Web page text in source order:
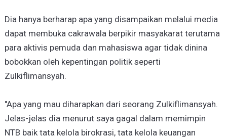
Dia hanya berharap apa yang disampaikan melalui media
dapat membuka cakrawala berpikir masyakarat terutama
para aktivis pemuda dan mahasiswa agar tidak dinina
bobokkan oleh kepentingan politik seperti
Zulkiflimansyah.
"Apa yang mau diharapkan dari seorang Zulkiflimansyah.
Jelas-jelas dia menurut saya gagal dalam memimpin
NTB baik tata kelola birokrasi, tata kelola keuangan